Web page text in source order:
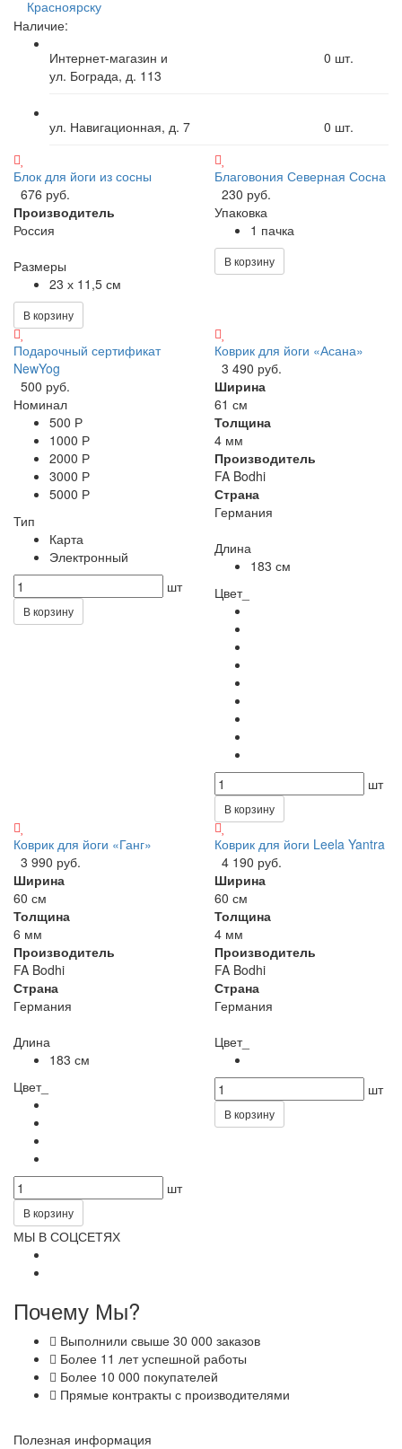
Красноярску
Наличие:
Интернет-магазин и
ул. Бограда, д. 113
0 шт.
ул. Навигационная, д. 7 0 шт.
Блок для йоги из сосны
676 руб.
Производитель
Россия
Размеры
23 х 11,5 см
В корзину
Благовония Северная Сосна
230 руб.
Упаковка
1 пачка
В корзину
Подарочный сертификат
NewYog
500 руб.
Номинал
500 Р
1000 Р
2000 Р
3000 Р
5000 Р
Тип
Карта
Электронный
шт
В корзину
Коврик для йоги «Асана»
3 490 руб.
Ширина
61 см
Толщина
4 мм
Производитель
FA Bodhi
Страна
Германия
Длина
183 см
Цвет_
шт
В корзину
Коврик для йоги «Ганг»
3 990 руб.
Ширина
60 см
Толщина
6 мм
Производитель
FA Bodhi
Страна
Германия
Длина
183 см
Цвет_
шт
В корзину
Коврик для йоги Leela Yantra
4 190 руб.
Ширина
60 см
Толщина
4 мм
Производитель
FA Bodhi
Страна
Германия
Цвет_
шт
В корзину
МЫ В СОЦСЕТЯХ
Почему Мы?
Выполнили свыше 30 000 заказов
Более 11 лет успешной работы
Более 10 000 покупателей
Прямые контракты с производителями
Полезная информация